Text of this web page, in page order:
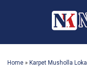
Home » Karpet Musholla Lokal